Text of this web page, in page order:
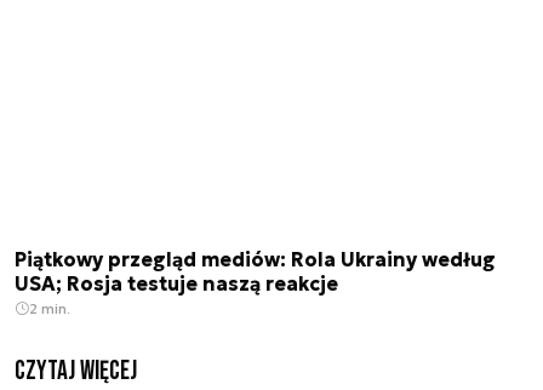
Piątkowy przegląd mediów: Rola Ukrainy według
USA; Rosja testuje naszą reakcje
2 min.
czytaj więcej